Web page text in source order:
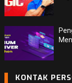
KONTAK